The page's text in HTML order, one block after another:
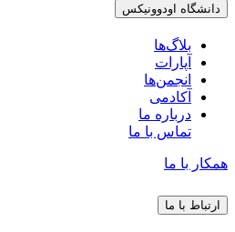
دانشگاه اودوونیکس
بلاگ‌ها
آپارات
انجمن‌ها
آکادمی
درباره ما
تماس با ما
همکار با ما
ارتباط با ما